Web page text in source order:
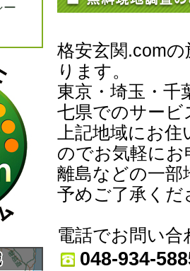
格安玄関.com
ります。
東京・埼玉・千
七県でのサー
上記地域にお
のでお気軽に
離島などの一部
予めご了承くだ
電話でお問い
048-934-
ー